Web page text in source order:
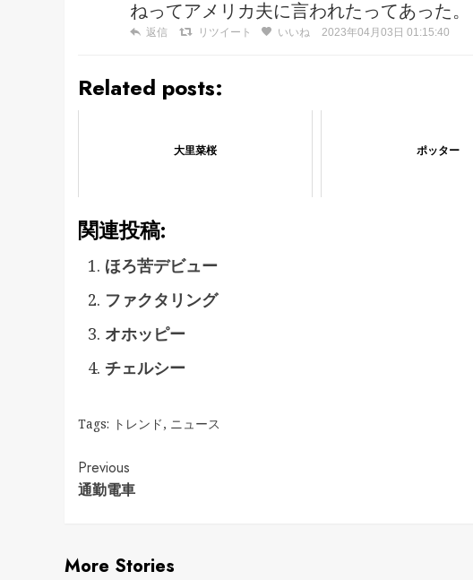
ねってアメリカ夫に言われたってあった
返信 リツイート いいね 2023年04月03日 01:15:40
Related posts:
大里菜桜 ポッター
関連投稿:
ほろ苦デビュー
ファクタリング
オホッピー
チェルシー
Tags: トレンド, ニュース
Continue
Reading
Previous
通勤電車
More Stories